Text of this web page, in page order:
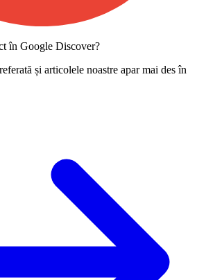
în Google Discover?
și articolele noastre apar mai des în